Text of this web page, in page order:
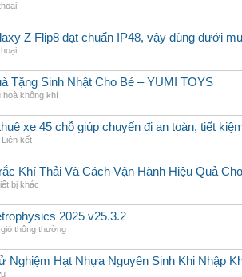
Z Flip8 đạt chuẩn IP48, vậy dùng dưới
Tặng Sinh Nhật Cho Bé – YUMI TOYS
hoà không khí
xe 45 chỗ giúp chuyến đi an toàn, tiết
Liên kết
Khí Thải Và Cách Vận Hành Hiệu Quả
bị khác
2025 v25.3.2
thông thường
Nghiệm Hạt Nhựa Nguyên Sinh Khi Nhập